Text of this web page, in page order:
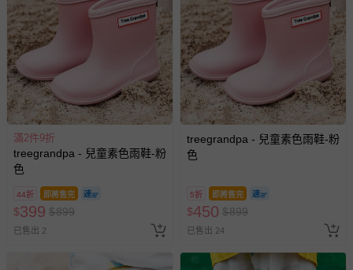
滿2件9折
treegrandpa - 兒童素色雨鞋-粉
色
44折 即將售完
$399 $899
已售出 2
treegrandpa - 兒童素色雨鞋-粉
色
5折 即將售完
$450 $899
已售出 24